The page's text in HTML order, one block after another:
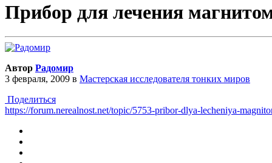
Прибор для лечения
Автор Радомир
3 февраля, 2009 в Мастерская исследователя тонких миров
Поделиться
https://forum.nerealnost.net/topic/5753-pribor-dlya-lecheniya-